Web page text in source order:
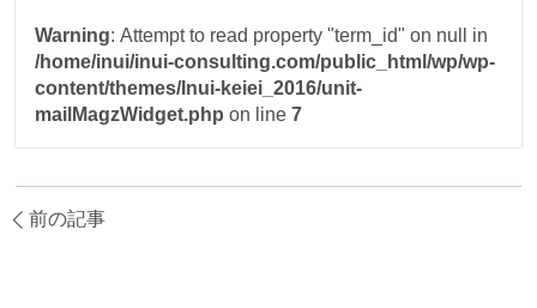
Warning : Attempt to read property "term_id" on null in
/home/inui/inui-consulting.com/public_html/wp/wp-
content/themes/Inui-keiei_2016/unit-
mailMagzWidget.php on line7
前の記事